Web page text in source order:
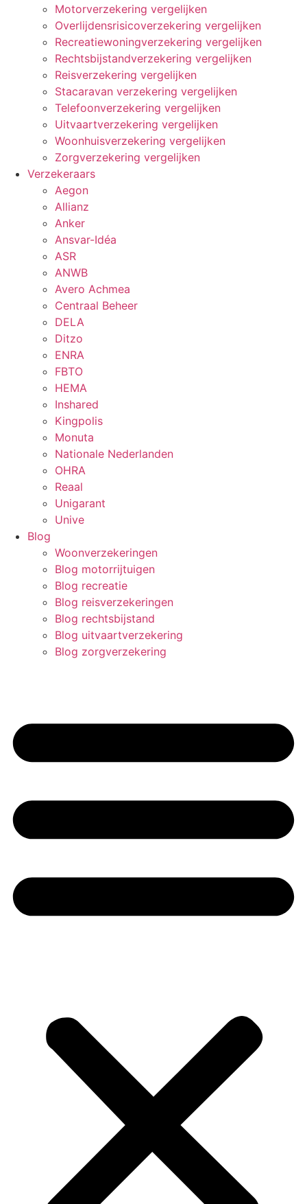
Motorverzekering vergelijken
Overlijdensrisicoverzekering vergelijken
Recreatiewoningverzekering vergelijken
Rechtsbijstandverzekering vergelijken
Reisverzekering vergelijken
Stacaravan verzekering vergelijken
Telefoonverzekering vergelijken
Uitvaartverzekering vergelijken
Woonhuisverzekering vergelijken
Zorgverzekering vergelijken
Verzekeraars
Aegon
Allianz
Anker
Ansvar-Idéa
ASR
ANWB
Avero Achmea
Centraal Beheer
DELA
Ditzo
ENRA
FBTO
HEMA
Inshared
Kingpolis
Monuta
Nationale Nederlanden
OHRA
Reaal
Unigarant
Unive
Blog
Woonverzekeringen
Blog motorrijtuigen
Blog recreatie
Blog reisverzekeringen
Blog rechtsbijstand
Blog uitvaartverzekering
Blog zorgverzekering